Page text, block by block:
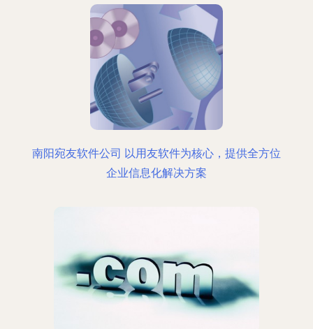
南阳宛友软件公司 以用友软件为核心，提供全方位
企业信息化解决方案